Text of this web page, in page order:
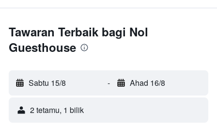
Tawaran Terbaik bagi Nol
Guesthouse
Sabtu 15/8 - Ahad 16/8
2 tetamu, 1 bilik